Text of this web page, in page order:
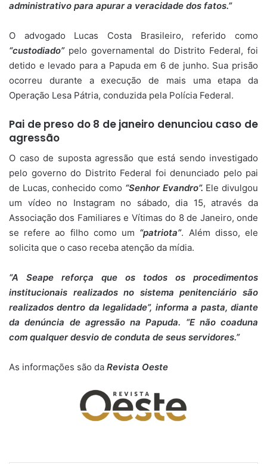
administrativo para apurar a veracidade dos fatos.”
O advogado Lucas Costa Brasileiro, referido como
“custodiado”pelo governamental do Distrito Federal, foi
detido e levado para a Papuda em 6 de junho. Sua prisão
ocorreu durante a execução de mais uma etapa da
Operação Lesa Pátria, conduzida pela Polícia Federal.
Pai de preso do 8 de janeiro denunciou caso de
agressão
O caso de suposta agressão que está sendo investigado
pelo governo do Distrito Federal foi denunciado pelo pai
de Lucas, conhecido como “Senhor Evandro”. Ele divulgou
um vídeo no Instagram no sábado, dia 15, através da
Associação dos Familiares e Vítimas do 8 de Janeiro, onde
se refere ao filho como um “patriota”. Além disso, ele
solicita que o caso receba atenção da mídia.
“A Seape reforça que os todos os procedimentos
institucionais realizados no sistema penitenciário são
realizados dentro da legalidade”, informa a pasta, diante
da denúncia de agressão na Papuda. “E não coaduna
com qualquer desvio de conduta de seus servidores.”
As informações são da Revista Oeste